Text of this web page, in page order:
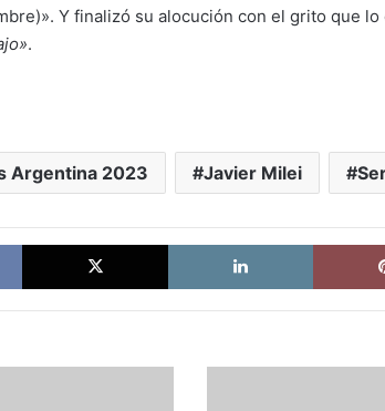
Y finalizó su alocución con el grito que
.
Argentina 2023 Javier Milei
Facebook X LinkedIn